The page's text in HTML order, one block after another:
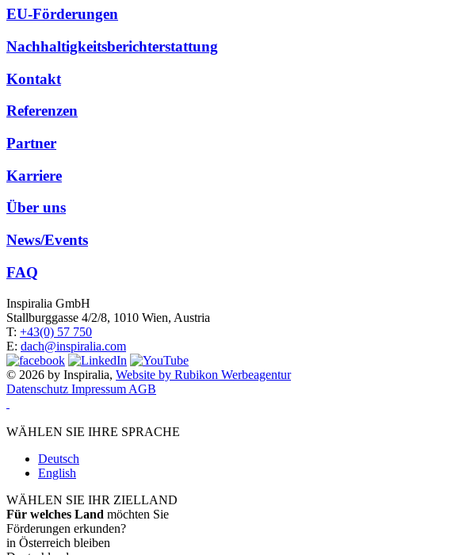
EU-Förderungen
Nachhaltigkeitsberichterstattung
Kontakt
Referenzen
Partner
Karriere
Über uns
News/Events
FAQ
Inspiralia GmbH
Stallburggasse 4/2/8, 1010 Wien, Austria
T: +43(0) 57 750
E: dach@inspiralia.com
© 2026 by Inspiralia, Website by Rubikon Werbeagentur
Datenschutz Impressum AGB
WÄHLEN SIE IHRE SPRACHE
Deutsch
English
WÄHLEN SIE IHR ZIELLAND
Für welches Land möchten Sie
Förderungen erkunden?
in Österreich bleiben